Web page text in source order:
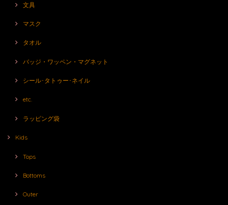
文具
マスク
タオル
バッジ・ワッペン・マグネット
シール･タトゥー･ネイル
etc.
ラッピング袋
Kids
Tops
Bottoms
Outer